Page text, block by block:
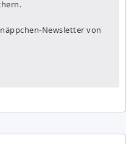
Newsletter von